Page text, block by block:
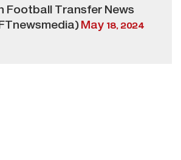
Football Transfer News
May 18, 2024